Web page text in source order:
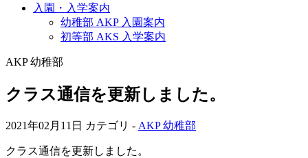
入園・入学案内
幼稚部 AKP 入園案内
初等部 AKS 入学案内
AKP 幼稚部
クラス通信を更新しました。
2021年02月11日 カテゴリ - AKP 幼稚部
クラス通信を更新しました。